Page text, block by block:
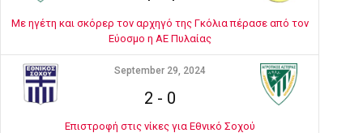
Με ηγέτη και σκόρερ τον αρχηγό της Γκόλια πέρασε από τον
Εύοσμο η ΑΕ Πυλαίας
September 29, 2024
2 - 0
Επιστροφή στις νίκες για Εθνικό Σοχού